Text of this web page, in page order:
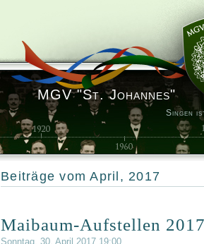
MGV "St. Johannes"
Singen
Beiträge vom April, 2017
Maibaum-Aufstellen
Sonntag, 30. April 2017 19:00